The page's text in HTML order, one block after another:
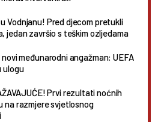
Vodnjanu! Pred djecom pretukli
jedan završio s teškim ozljedama
međunarodni angažman: UEFA
ulogu
Prvi rezultati noćnih
na razmjere svjetlosnog